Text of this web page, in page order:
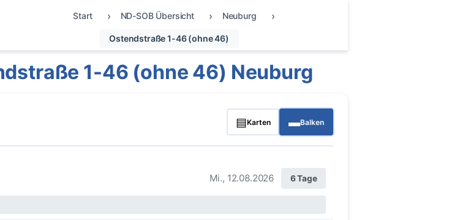
Start ND-SOB Übersicht Neuburg
Ostendstraße 1-46 (ohne 46)
1-46 (ohne 46) Neuburg
▤Karten ▬Balken
Mi., 12.08.2026 6 Tage